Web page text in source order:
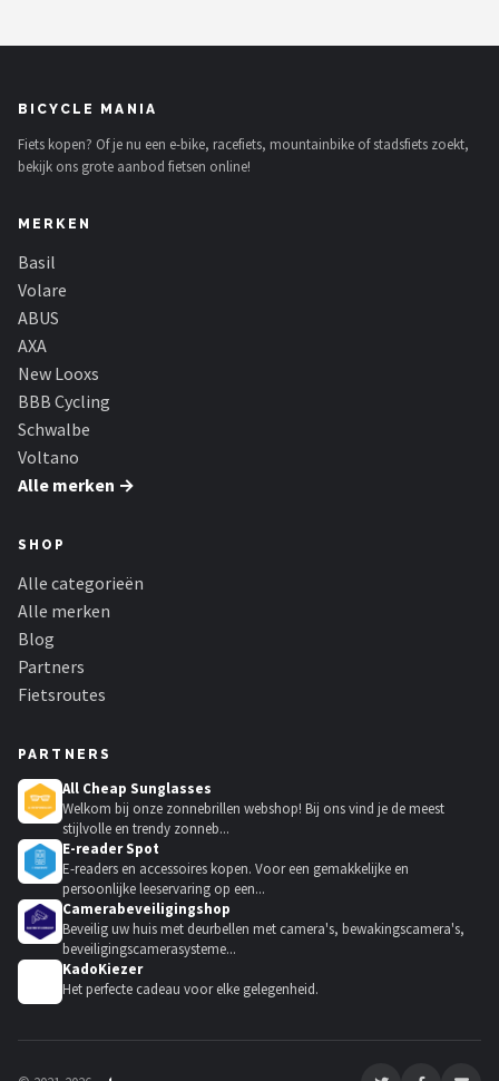
BICYCLE MANIA
Fiets kopen? Of je nu een e-bike, racefiets, mountainbike of stadsfiets zoekt,
bekijk ons grote aanbod fietsen online!
MERKEN
Basil
Volare
ABUS
AXA
New Looxs
BBB Cycling
Schwalbe
Voltano
Alle merken →
SHOP
Alle categorieën
Alle merken
Blog
Partners
Fietsroutes
PARTNERS
All Cheap Sunglasses
Welkom bij onze zonnebrillen webshop! Bij ons vind je de meest
stijlvolle en trendy zonneb...
E-reader Spot
E-readers en accessoires kopen. Voor een gemakkelijke en
persoonlijke leeservaring op een...
Camerabeveiligingshop
Beveilig uw huis met deurbellen met camera's, bewakingscamera's,
beveiligingscamerasysteme...
KadoKiezer
Het perfecte cadeau voor elke gelegenheid.